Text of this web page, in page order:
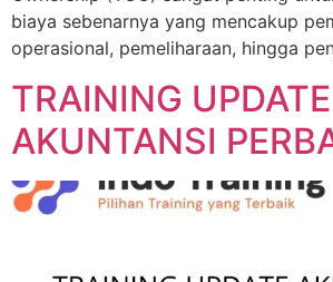
biaya sebenarnya yang mencakup
operasional, pemeliharaan, hingga
TRAINING UPDATE
AKUNTANSI